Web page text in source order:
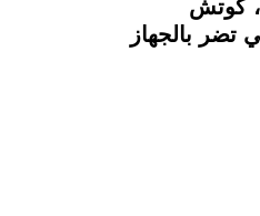
كوتش
تضر بالجهاز